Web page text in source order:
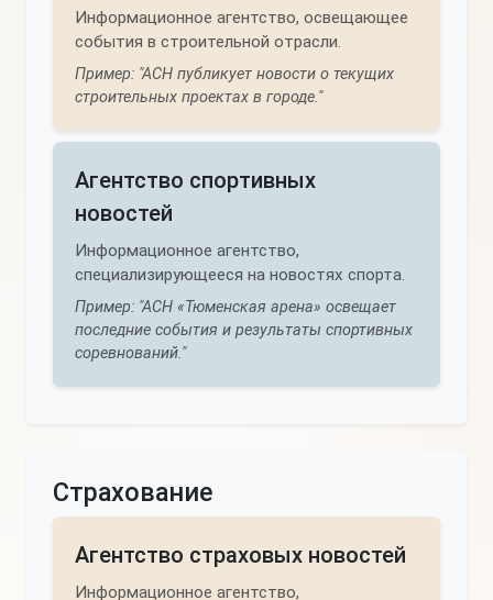
Информационное агентство, освещающее
события в строительной отрасли.
Пример: "АСН публикует новости о текущих
строительных проектах в городе."
Агентство спортивных
новостей
Информационное агентство,
специализирующееся на новостях спорта.
Пример: "АСН «Тюменская арена» освещает
последние события и результаты спортивных
соревнований."
Страхование
Агентство страховых новостей
Информационное агентство,